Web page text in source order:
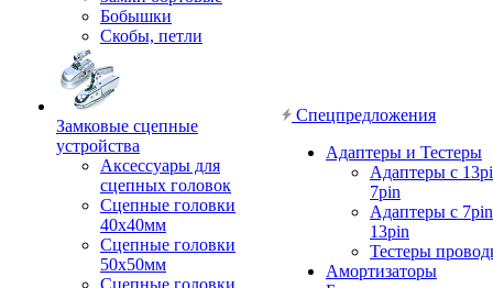
Бобышки
Скобы, петли
Замковые сцепные
устройства
Аксессуары для
сцепных головок
Сцепные головки
40x40мм
Сцепные головки
50x50мм
Сцепные головки
Спецпредложения
Адаптеры и Тестеры
Адаптеры с
7pin
Адаптеры с
13pin
Тестеры
Амортизаторы